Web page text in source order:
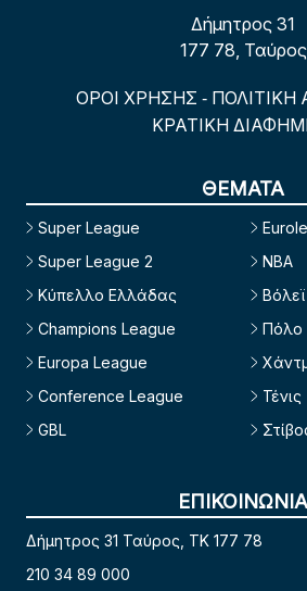
Δήμητρος 31
177 78, Ταύρος
ΟΡΟΙ ΧΡΗΣΗΣ -
ΚΡΑΤΙΚΗ
ΘΕΜΑΤΑ
Super League
Super League 2
Κύπελλο Ελλάδας
Champions League
Europa League
Conference League
GBL
NBA
Βόλεϊ
Πόλο
Τένις
ΕΠΙΚΟΙΝΩΝΙΑ
Δήμητρος 31 Ταύρος, TK 177 78
210 34 89 000